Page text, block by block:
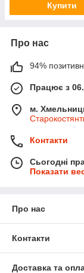
Купити
Про нас
94%
Працює з
м.
Контакти
Сьогодні
Показати
Про нас
Контакти
Доставка та